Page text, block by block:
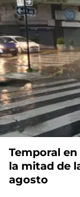
Temporal
la mitad de
agosto